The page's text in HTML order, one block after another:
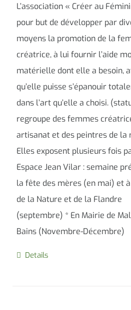
L’association « Créer au
pour but de développer par
moyens la promotion de la
créatrice, à lui fournir l’aide
matérielle dont elle a besoin,
qu’elle puisse s’épanouir
dans l’art qu’elle a choisi.
regroupe des femmes
artisanat et des peintres de la
Elles exposent plusieurs fois
Espace Jean Vilar : semaine
la fête des mères (en mai) et
de la Nature et de la Flandre
(septembre) * En Mairie de
Bains (Novembre-Décembre)
Details